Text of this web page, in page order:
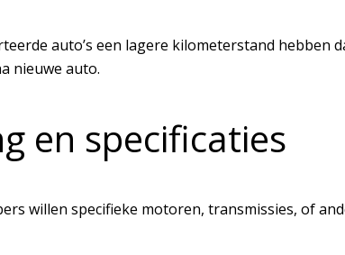
auto’s een lagere kilometerstand
nieuwe auto.
en specificaties
willen specifieke motoren, transmissies, of